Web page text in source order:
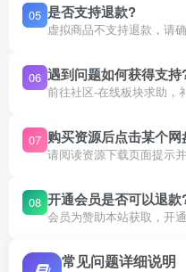
05 是否支持退款?
虚拟商品不支持退款，请
06 遇到问题如何获得支持
前往社区-在线板块求助，
07 购买资源后点击某个
请阅读资源下载页面提示
08 开通会员是否可以退款
会员为赞助本站获取，开
常见问题详细说明